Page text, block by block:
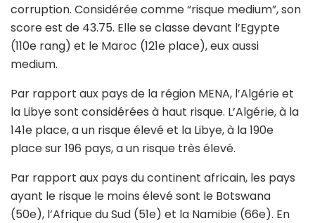
corruption. Considérée comme “risque medium”, son
score est de 43.75. Elle se classe devant l’Egypte
(110e rang) et le Maroc (121e place), eux aussi
medium.
Par rapport aux pays de la région MENA, l’Algérie et
la Libye sont considérées à haut risque. L’Algérie, à la
141e place, a un risque élevé et la Libye, à la 190e
place sur 196 pays, a un risque très élevé.
Par rapport aux pays du continent africain, les pays
ayant le risque le moins élevé sont le Botswana
(50e), l’Afrique du Sud (51e) et la Namibie (66e). En